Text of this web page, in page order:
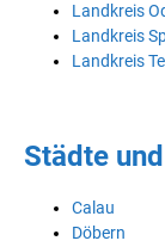
Landkreis
Landkreis
Landkreis
Städte
Calau
Döbern